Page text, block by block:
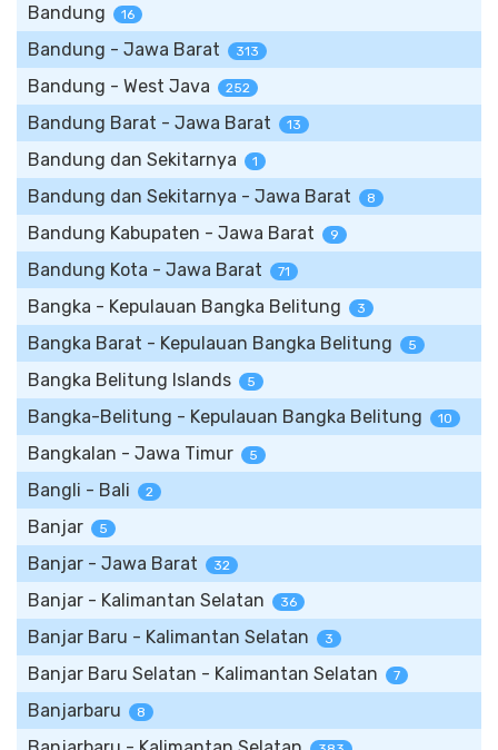
Bandung 16
Bandung - Jawa Barat 313
Bandung - West Java 252
Bandung Barat - Jawa Barat 13
Bandung dan Sekitarnya 1
Bandung dan Sekitarnya - Jawa Barat 8
Bandung Kabupaten - Jawa Barat 9
Bandung Kota - Jawa Barat 71
Bangka - Kepulauan Bangka Belitung 3
Bangka Barat - Kepulauan Bangka Belitung 5
Bangka Belitung Islands 5
Bangka-Belitung - Kepulauan Bangka Belitung 10
Bangkalan - Jawa Timur 5
Bangli - Bali 2
Banjar 5
Banjar - Jawa Barat 32
Banjar - Kalimantan Selatan 36
Banjar Baru - Kalimantan Selatan 3
Banjar Baru Selatan - Kalimantan Selatan 7
Banjarbaru 8